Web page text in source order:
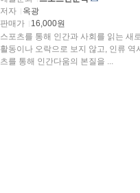
저자
옥광
판매가
16,000원
스포츠를 통해 인간과 사회를 읽는 새
활동이나 오락으로 보지 않고, 인류
츠를 통해 인간다움의 본질을 ...